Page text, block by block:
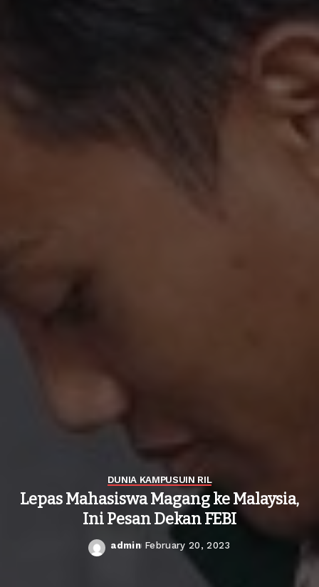
DUNIA KAMPUSUIN RIL
Lepas Mahasiswa Magang ke Malaysia,
Ini Pesan Dekan FEBI
Posted
admin February 20, 2023